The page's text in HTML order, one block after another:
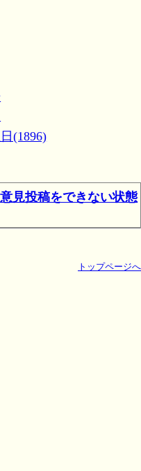
(1896)
意見投稿をできない状態
トップページへ